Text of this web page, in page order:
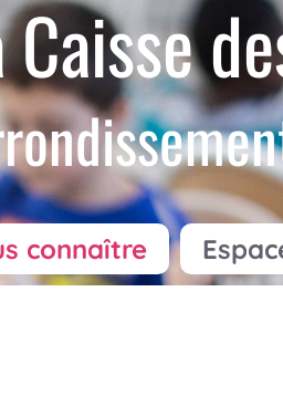
connaître